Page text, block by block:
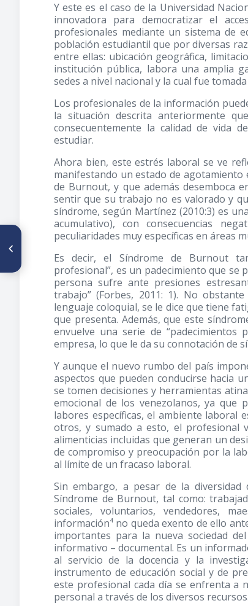
Y este es el caso de la Universidad
innovadora para democratizar el
profesionales mediante un sistema de
población estudiantil que por diversas
entre ellas: ubicación geográfica,
institución pública, labora una amplia
sedes a nivel nacional y la cual fue
Los profesionales de la información
la situación descrita anteriormente
consecuentemente la calidad de vida
estudiar.
Ahora bien, este estrés laboral se ve
manifestando un estado de agotamiento
de Burnout, y que además desemboca
sentir que su trabajo no es valorado y
síndrome, según Martínez (2010:3) es
acumulativo), con consecuencias
peculiaridades muy específicas en áreas
Es decir, el Síndrome de Burnout
profesional”, es un padecimiento que se
persona sufre ante presiones
trabajo” (Forbes, 2011: 1). No
lenguaje coloquial, se le dice que tiene
que presenta. Además, que este
envuelve una serie de
empresa, lo que le da su connotación de
Y aunque el nuevo rumbo del país
aspectos que pueden conducirse hacia
se tomen decisiones y herramientas
emocional de los venezolanos, ya que
labores específicas, el ambiente laboral
otros, y sumado a esto, el profesional
alimenticias incluidas que generan un
de compromiso y preocupación por la
al límite de un fracaso laboral.
Sin embargo, a pesar de la
Síndrome de Burnout, tal como:
sociales, voluntarios, vendedores,
información⁴ no queda exento de ello
importantes para la nueva sociedad
informativo – documental. Es un
al servicio de la docencia y la
instrumento de educación social y de
este profesional cada día se enfrenta a
personal a través de los diversos recursos.
ARTÍCULO ANTERIOR
prácticas de la gestión de
documentos en instituciones
de educación superior